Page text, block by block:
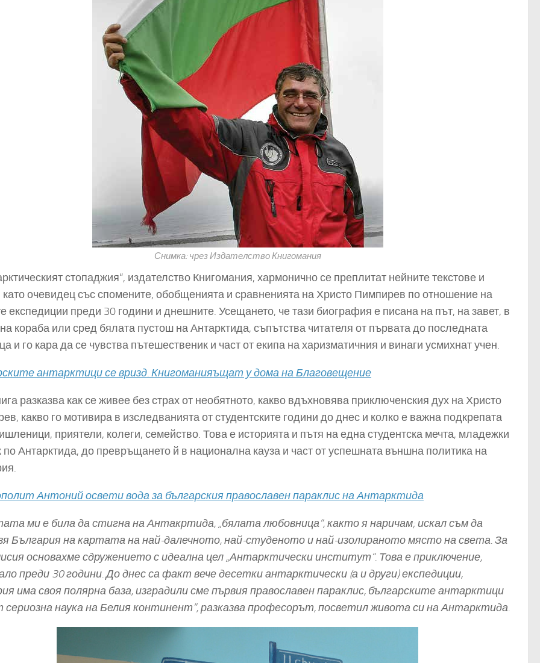
Снимка: чрез Издателство Книгомания
стопаджия“, издателство Книгомания, хармонично се преплитат нейните текстове и
като очевидец със спомените, обобщенията и сравненията на Христо Пимпирев по отношение на
експедиции преди 30 години и днешните. Усещането, че тази биография е писана на път, на завет, в
кораба или сред бялата пустош на Антарктида, съпътства читателя от първата до последната
и го кара да се чувства пътешественик и част от екипа на харизматичния и винаги усмихнат учен.
антарктици се вризд. Книгоманияъщат у дома на Благовещение
разказва как се живее без страх от необятното, какво вдъхновява приключенския дух на Христо
какво го мотивира в изследванията от студентските години до днес и колко е важна подкрепата
приятели, колеги, семейство. Това е историята и пътя на една студентска мечта, младежки
по Антарктида, до превръщането й в национална кауза и част от успешната външна политика на
Антоний освети вода за българския православен параклис на Антарктида
ми е била да стигна на Антакртида, „бялата любовница“, както я наричам; искал съм да
България на картата на най-далечното, най-студеното и най-изолираното място на света. За
основахме сдружението с идеална цел „Антарктически институт“. Това е приключение,
преди 30 години. До днес са факт вече десетки антарктически (а и други) експедиции,
има своя полярна база, изградили сме първия православен параклис, българските антарктици
сериозна наука на Белия континент”, разказва професорът, посветил живота си на Антарктида.